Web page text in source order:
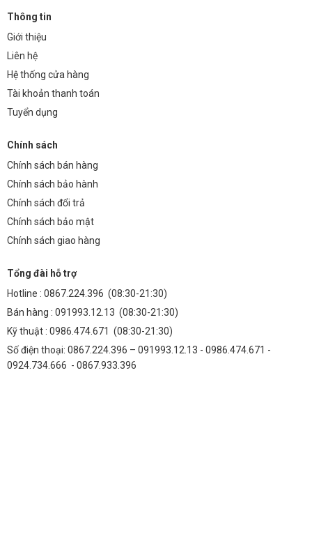
Thông tin
Giới thiệu
Liên hệ
Hệ thống cửa hàng
Tài khoản thanh toán
Tuyển dụng
Chính sách
Chính sách bán hàng
Chính sách bảo hành
Chính sách đổi trả
Chính sách bảo mật
Chính sách giao hàng
Tổng đài hỗ trợ
Hotline : 0867.224.396 (08:30-21:30)
Bán hàng : 091993.12.13 (08:30-21:30)
Kỹ thuật : 0986.474.671 (08:30-21:30)
Số điện thoại: 0867.224.396 – 091993.12.13 - 0986.474.671 -
0924.734.666 - 0867.933.396